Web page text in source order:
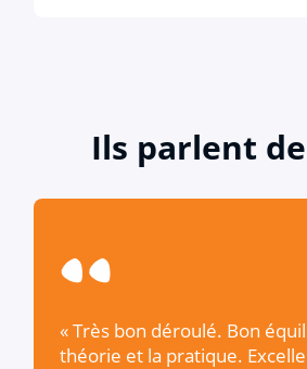
Ils parlent
« Très bon déroulé. Bon
théorie et la pratique.